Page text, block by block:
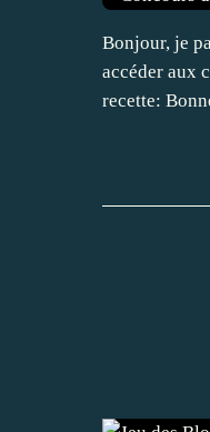
Bonjour, je
accéder aux
recette: